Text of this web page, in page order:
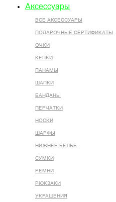
Аксессуары
ВСЕ AКСЕССУАРЫ
ПОДАРОЧНЫЕ СЕРТИФИКАТЫ
ОЧКИ
КЕПКИ
ПАНАМЫ
ШАПКИ
БАНДАНЫ
ПЕРЧАТКИ
НОСКИ
ШАРФЫ
НИЖНЕЕ БЕЛЬЕ
СУМКИ
РЕМНИ
РЮКЗАКИ
УКРАШЕНИЯ